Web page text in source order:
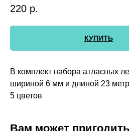
220 р.
КУПИТЬ
В комплект набора атласных
шириной 6 мм и длиной 23
5 цветов
Вам может